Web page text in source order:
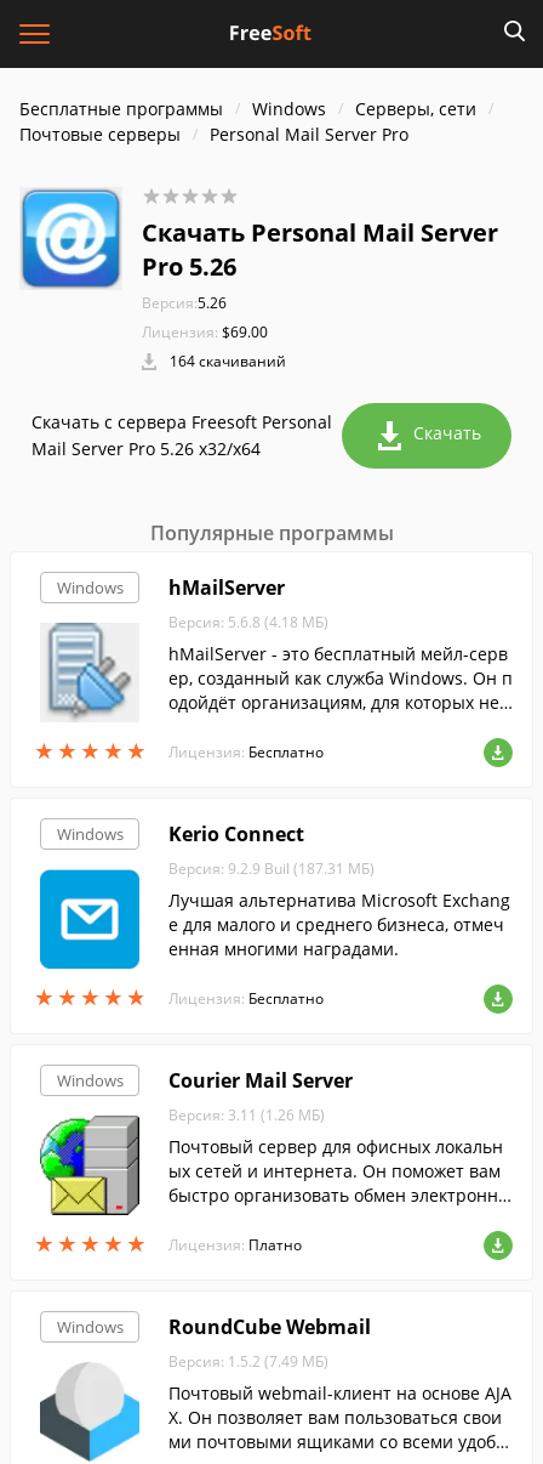
Бесплатные программы Windows
Серверы, сети
Почтовые серверы
Personal Mail Server Pro
Скачать Personal Mail Server
Pro 5.26
Версия:5.26
Лицензия: $69.00
164 скачиваний
Скачать с сервера Freesoft Personal
Mail Server Pro 5.26 x32/x64
Скачать
Популярные программы
Windows
★ ★ ★ ★ ★
★ ★ ★ ★ ★
hMailServer
Версия: 5.6.8 (4.18 МБ)
hMailServer - это бесплатный мейл-серв
ер, созданный как служба Windows. Он п
одойдёт организациям, для которых нец
многофункциональных почтовых сервер
Лицензия: Бесплатно
Windows
★ ★ ★ ★ ★
★ ★ ★ ★ ★
Kerio Connect
Версия: 9.2.9 Buil (187.31 МБ)
Лучшая альтернатива Microsoft Exchang
e для малого и среднего бизнеса, отмеч
енная многими наградами.
Лицензия: Бесплатно
Windows
★ ★ ★ ★ ★
★ ★ ★ ★ ★
Courier Mail Server
Версия: 3.11 (1.26 МБ)
Почтовый сервер для офисных локальн
ых сетей и интернета. Он поможет вам
быстро организовать обмен электронно
Лицензия: Платно
Windows RoundCube Webmail
Версия: 1.5.2 (7.49 МБ)
Почтовый webmail-клиент на основе AJA
X. Он позволяет вам пользоваться свои
ми почтовыми ящиками со всеми удобст